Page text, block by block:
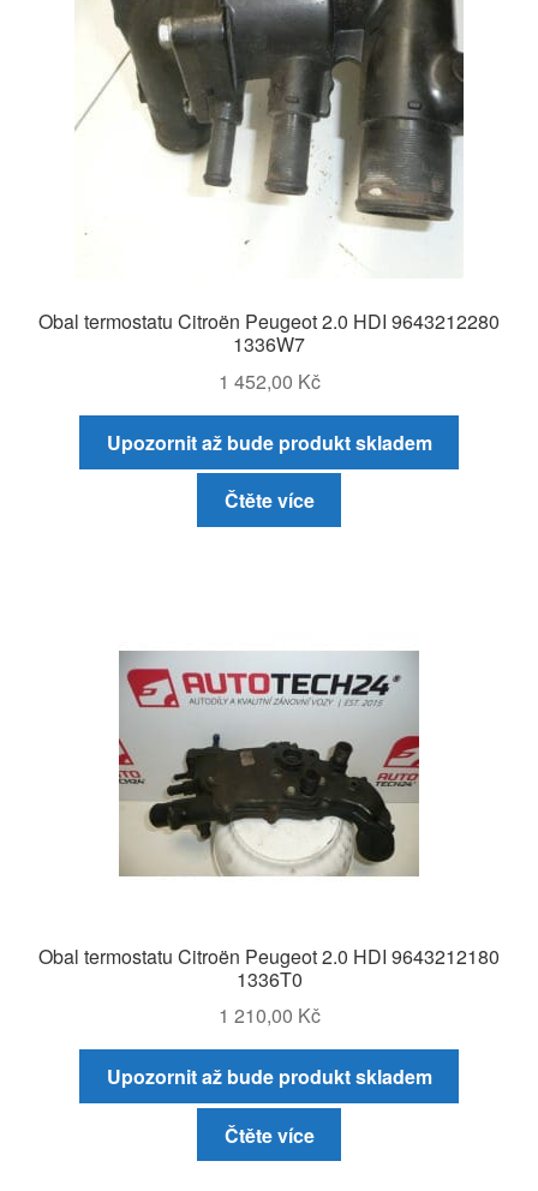
Obal termostatu Citroën Peugeot 2.0 HDI 9643212280
1336W7
1 452,00 Kč
Upozornit až bude produkt skladem
Čtěte více
Obal termostatu Citroën Peugeot 2.0 HDI 9643212180
1336T0
1 210,00 Kč
Upozornit až bude produkt skladem
Čtěte více